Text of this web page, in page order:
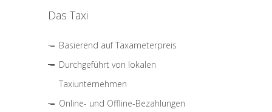
Das Taxi
Basierend auf Taxameterpreis
Durchgeführt von lokalen
Taxiunternehmen
Online- und Offline-Bezahlungen